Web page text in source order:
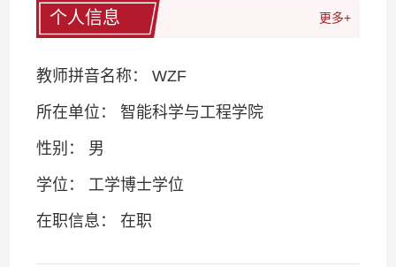
个人信息 更多+
教师拼音名称： WZF
所在单位： 智能科学与工程学院
性别： 男
学位： 工学博士学位
在职信息： 在职